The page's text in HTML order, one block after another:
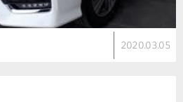
2020.03.05